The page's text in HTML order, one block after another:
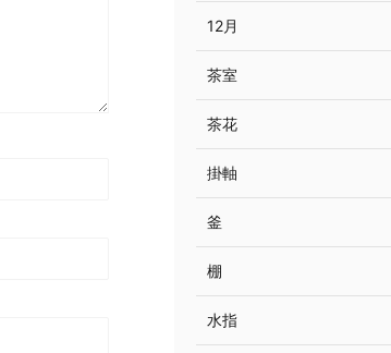
12月
茶室
茶花
掛軸
釜
棚
水指